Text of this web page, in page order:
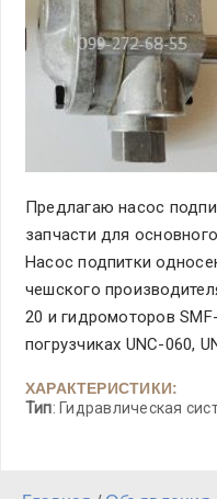
Предлагаю насос
запчасти для
Насос подпитки
чешского
20 и гидромоторов
погрузчиках UNC-060,
ХАРАКТЕРИСТИКИ:
Тип: Гидравлическая